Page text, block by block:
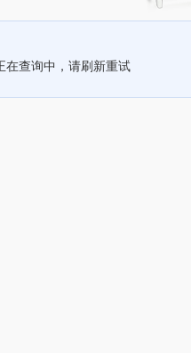
在查询中，请刷新重试